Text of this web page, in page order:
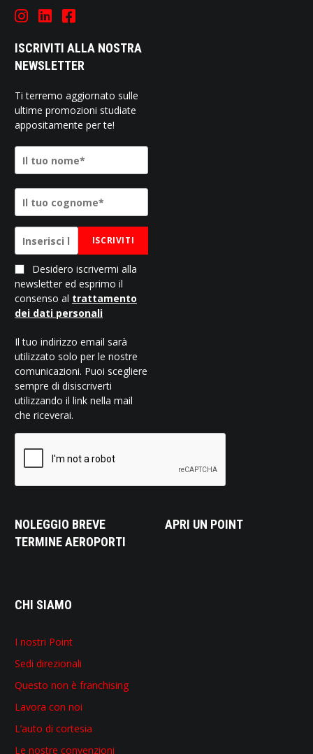
ISCRIVITI ALLA NOSTRA
NEWSLETTER
Ti terremo aggiornato sulle
ultime promozioni studiate
appositamente per te!
ISCRIVITI
Desidero iscrivermi alla
newsletter ed esprimo il
consenso al trattamento
dei dati personali
Il tuo indirizzo email sarà
utilizzato solo per le nostre
comunicazioni. Puoi scegliere
sempre di disiscriverti
utilizzando il link nella mail
che riceverai.
NOLEGGIO BREVE
TERMINE AEROPORTI
APRI UN POINT
CHI SIAMO
I nostri Point
Sedi direzionali
Questo non è franchising
Lavora con noi
L’auto di cortesia
Le nostre convenzioni